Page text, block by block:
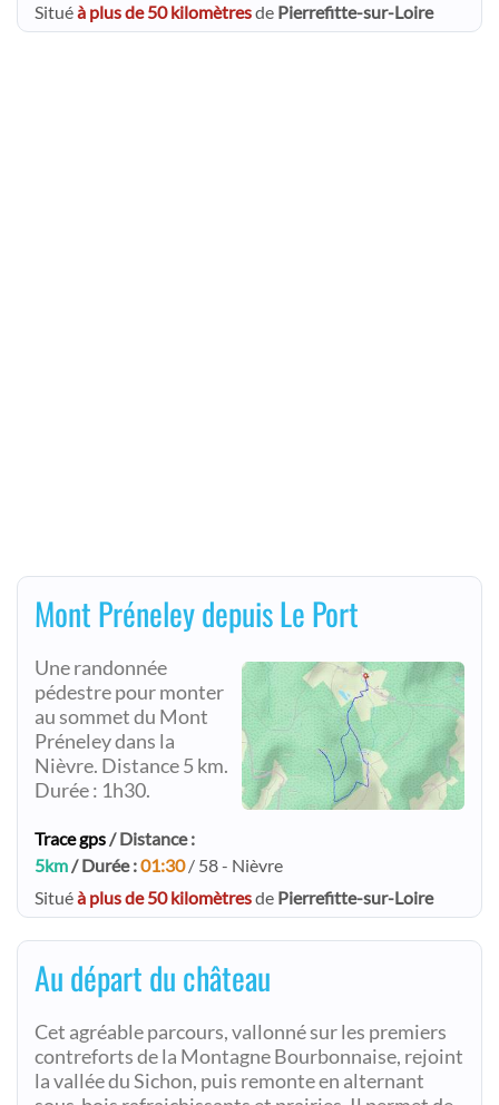
Situéà plus de 50 kilomètresde Pierrefitte-sur-Loire
Mont Préneley depuis Le Port
Une randonnée
pédestre pour monter
au sommet du Mont
Préneley dans la
Nièvre. Distance 5 km.
Durée : 1h30.
Trace gps/ Distance :
5km/ Durée :01:30/ 58 - Nièvre
Situéà plus de 50 kilomètresde Pierrefitte-sur-Loire
Au départ du château
Cet agréable parcours, vallonné sur les premiers
contreforts de la Montagne Bourbonnaise, rejoint
la vallée du Sichon, puis remonte en alternant